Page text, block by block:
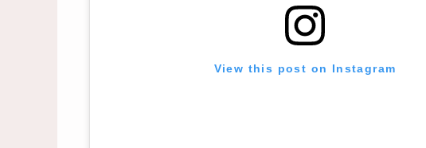
View this post on Instagram